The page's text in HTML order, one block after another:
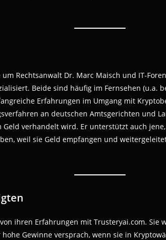
Rechtsanwalt Dr. Marc Maisch und IT-
Beide sind häufig im Fernsehen (u.a.
Erfahrungen im Umgang mit
an deutschen Amtsgerichten und
Geld verhandelt wird. Er unterstützt auch
weil sie Geld empfangen und
ihren Erfahrungen mit Trusteryai.com. Sie
Gewinne versprach, wenn sie in